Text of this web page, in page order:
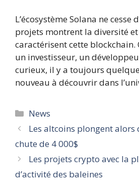
L’écosystème Solana ne cesse
projets montrent la diversité
caractérisent cette blockchain.
un investisseur, un
curieux, il y a toujours
nouveau à découvrir dans
Catégories
News
Les altcoins plongent alors
chute de 4 000$
Les projets crypto avec la
d’activité des baleines